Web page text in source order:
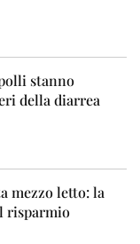
stanno
della diarrea
mezzo letto: la
risparmio